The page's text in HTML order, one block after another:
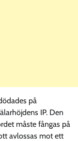
på
IP. Den
måste fångas på
avlossas mot ett